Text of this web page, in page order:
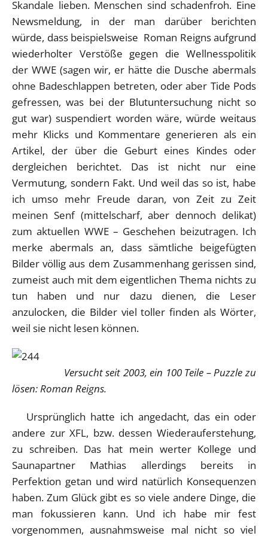
Skandale lieben. Menschen sind schadenfroh. Eine
Newsmeldung, in der man darüber berichten
würde, dass beispielsweise Roman Reigns aufgrund
wiederholter Verstöße gegen die Wellnesspolitik
der WWE (sagen wir, er hätte die Dusche abermals
ohne Badeschlappen betreten, oder aber Tide Pods
gefressen, was bei der Blutuntersuchung nicht so
gut war) suspendiert worden wäre, würde weitaus
mehr Klicks und Kommentare generieren als ein
Artikel, der über die Geburt eines Kindes oder
dergleichen berichtet. Das ist nicht nur eine
Vermutung, sondern Fakt. Und weil das so ist, habe
ich umso mehr Freude daran, von Zeit zu Zeit
meinen Senf (mittelscharf, aber dennoch delikat)
zum aktuellen WWE – Geschehen beizutragen. Ich
merke abermals an, dass sämtliche beigefügten
Bilder völlig aus dem Zusammenhang gerissen sind,
zumeist auch mit dem eigentlichen Thema nichts zu
tun haben und nur dazu dienen, die Leser
anzulocken, die Bilder viel toller finden als Wörter,
weil sie nicht lesen können.
Versucht seit 2003, ein 100 Teile – Puzzle zu
lösen: Roman Reigns.
Ursprünglich hatte ich angedacht, das ein oder
andere zur XFL, bzw. dessen Wiederauferstehung,
zu schreiben. Das hat mein werter Kollege und
Saunapartner Mathias allerdings bereits in
Perfektion getan und wird natürlich Konsequenzen
haben. Zum Glück gibt es so viele andere Dinge, die
man fokussieren kann. Und ich habe mir fest
vorgenommen, ausnahmsweise mal nicht so viel